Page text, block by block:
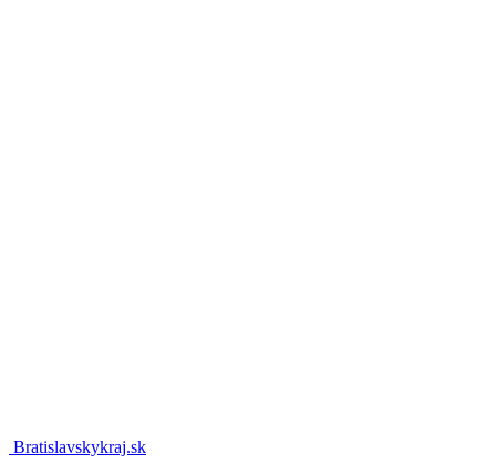
Bratislavskykraj.sk